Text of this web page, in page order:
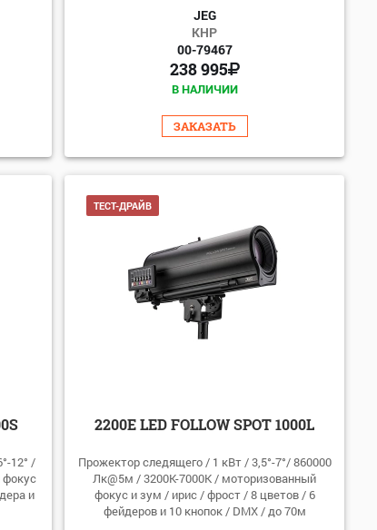
JEG
КНР
00-79467
238 995
В НАЛИЧИИ
ЗАКАЗАТЬ
12° /
фокус
и
ТЕСТ-ДРАЙВ
2200E LED FOLLOW SPOT 1000L
Прожектор следящего / 1 кВт / 3,5°-7°/ 860000
Лк@5м / 3200К-7000К / моторизованный
фокус и зум / ирис / фрост / 8 цветов / 6
фейдеров и 10 кнопок / DMX / до 70м